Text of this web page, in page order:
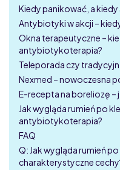
Kiedy panikować, a
Antybiotyki w akcji –
Okna terapeutyczne –
antybiotykoterapia?
Teleporada czy
Nexmed – nowoczesna
E-recepta na boreliozę –
Jak wygląda rumień po
antybiotykoterapia?
FAQ
Q: Jak wygląda rumień
charakterystyczne